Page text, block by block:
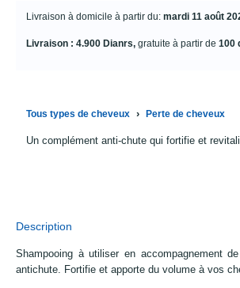
Livraison à domicile à partir du: mardi 11 août
Livraison : 4.900 Dianrs, gratuite à partir de 100
Tous types de cheveux › Perte de cheveux
Un complément anti-chute qui fortifie et
Description
Shampooing à utiliser en accompagnement
antichute. Fortifie et apporte du volume à vos